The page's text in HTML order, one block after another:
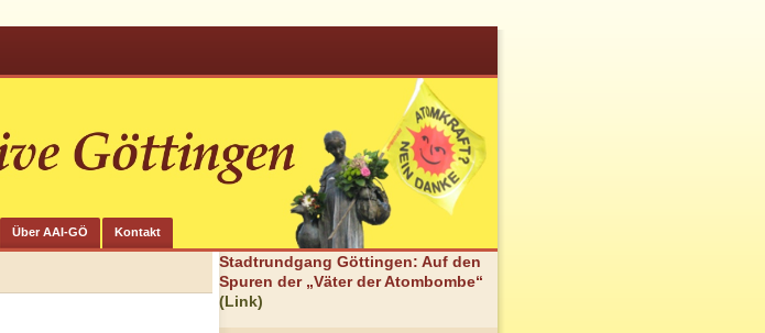
Über AAI-GÖ Kontakt
Stadtrundgang Göttingen: Auf den
Spuren der „Väter der Atombombe“
(Link)